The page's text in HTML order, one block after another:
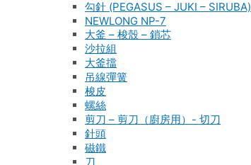
勾針 (PEGASUS – JUKI – SIRUBA)
NEWLONG NP-7
大釜 – 梭殼 – 鎖芯
沙拉組
大釜擋
吊線彈簧
梭皮
螺絲
剪刀 – 剪刀（廚房用）- 切刀
針頭
磁鐵
刀